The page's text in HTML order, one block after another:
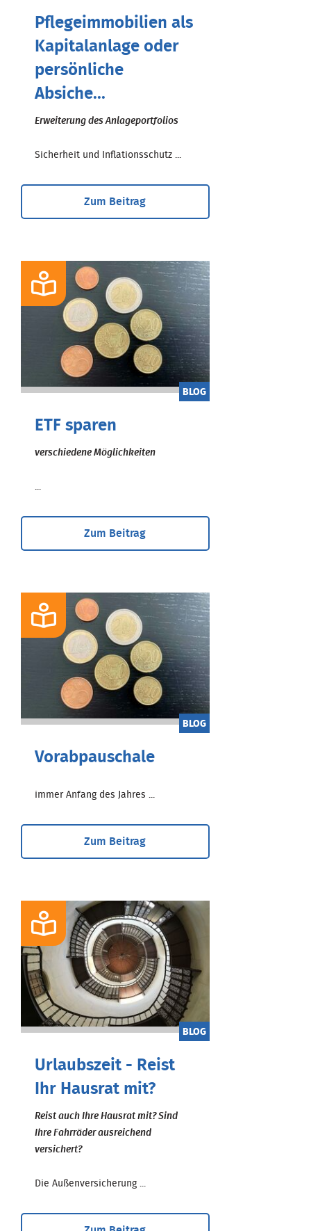
Pflegeimmobilien als
Kapitalanlage oder
persönliche
Absiche...
Erweiterung des Anlageportfolios
Sicherheit und Inflationsschutz ...
Zum Beitrag
BLOG
ETF sparen
verschiedene Möglichkeiten
Zum Beitrag
BLOG
Vorabpauschale
immer Anfang des Jahres ...
Zum Beitrag
BLOG
Urlaubszeit - Reist
Ihr Hausrat mit?
Reist auch Ihre Hausrat mit? Sind
Ihre Fahrräder ausreichend
versichert?
Die Außenversicherung ...